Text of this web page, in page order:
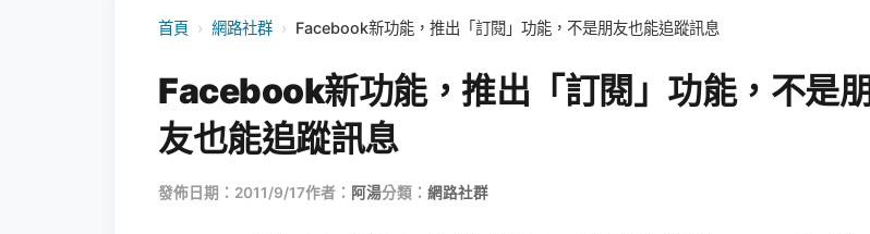
首頁 › 網路社群 › Facebook新功能，推出「訂閱」功能，不是朋友也能追蹤訊息
Facebook新功能，推出「訂閱」功能，不是朋
友也能追蹤訊息
發佈日期：2011/9/17作者： 阿湯分類： 網路社群